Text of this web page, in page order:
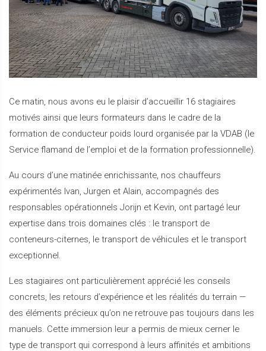
Ce matin, nous avons eu le plaisir d’accueillir 16 stagiaires
motivés ainsi que leurs formateurs dans le cadre de la
formation de conducteur poids lourd organisée par la VDAB (le
Service flamand de l’emploi et de la formation professionnelle).
Au cours d’une matinée enrichissante, nos chauffeurs
expérimentés Ivan, Jurgen et Alain, accompagnés des
responsables opérationnels Jorijn et Kevin, ont partagé leur
expertise dans trois domaines clés : le transport de
conteneurs-citernes, le transport de véhicules et le transport
exceptionnel.
Les stagiaires ont particulièrement apprécié les conseils
concrets, les retours d’expérience et les réalités du terrain —
des éléments précieux qu’on ne retrouve pas toujours dans les
manuels. Cette immersion leur a permis de mieux cerner le
type de transport qui correspond à leurs affinités et ambitions